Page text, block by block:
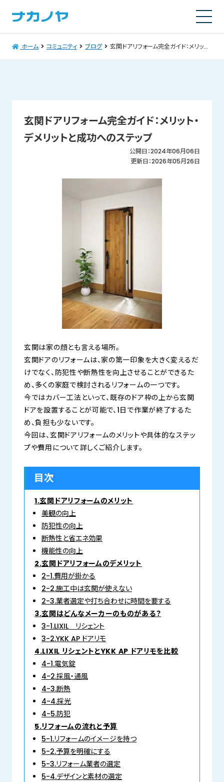
ホーム コミュニティ ブログ 玄関ドアリフォーム完全ガイド：メリット・デメリットと成功へのステップ
玄関ドアリフォーム完全ガイド：メリット・
デメリットと成功へのステップ
公開日：2024年06月06日
更新日：2026年05月26日
玄関は家の顔とも言える場所。
玄関ドアのリフォームは、家の第一印象を大きく変えるだ
けでなく、防犯性や断熱性を向上させることができるた
め、多くの家庭で検討されるリフォームの一つです。
今ではカバー工法といって、既存のドア枠の上から玄関
ドアを設置することが可能で、1日で作業が終了するた
め、負担も少ないです。
今回は、玄関ドアリフォームのメリットや具体的なステッ
プや費用について詳しくご紹介します。
目次
1.玄関ドアリフォームのメリット
美観の向上
防犯性の向上
断熱性と省エネ効果
機能性の向上
2.玄関ドアリフォームのデメリット
2-1.費用が掛かる
2-2.施工中は玄関が使えない
2-3.業者選定や打ち合わせに時間を要する
3.玄関はどんなメーカーのものがある？
3-1.LIXIL リシェント
3-2.YKK AP ドアリモ
4.LIXIL リシェントとYKK AP ドアリモを比較
4-1.電気錠
4-2.採風・通風
4-3.断熱
4-4.採光
4-5.防犯
5.リフォームの流れと予算
5-1.リフォームのイメージを持つ
5-2.予算を明確にする
5-3.リフォーム業者の選定
5-4.デザインと素材の選定